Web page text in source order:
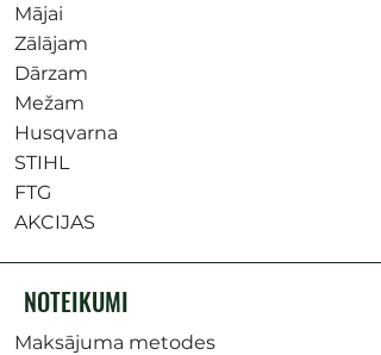
Mājai
Zālājam
Dārzam
Mežam
Husqvarna
STIHL
FTG
AKCIJAS
NOTEIKUMI
Maksājuma metodes